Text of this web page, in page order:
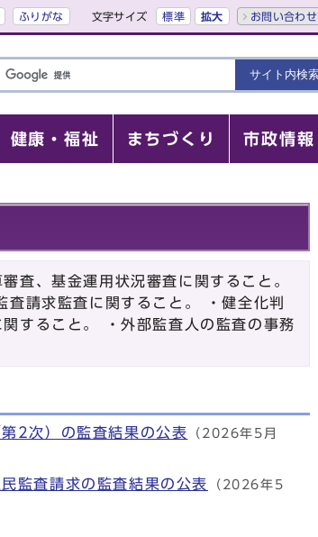
ふりがな 文字サイズ 標準 拡大 お問い合わせ
健康・福祉 まちづくり 市政情報
査、基金運用状況審査に関すること。
請求監査に関すること。 ・健全化判
すること。 ・外部監査人の監査の事務
2次）の監査結果の公表 （2026年5月
監査請求の監査結果の公表
（2026年5